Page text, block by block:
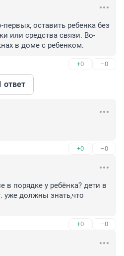
оставить ребенка без
или средства связи. Во-
в доме с ребенком.
+0 –0
ответ
+0 –0
в порядке у ребёнка? дети в
уже должны знать,что
+0 –0